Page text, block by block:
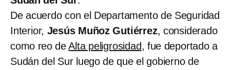
De acuerdo con el Departamento de Seguridad
Interior, Jesús Muñoz Gutiérrez, considerado
como reo deAlta peligrosidad, fue deportado a
Sudán del Sur luego de que el gobierno de